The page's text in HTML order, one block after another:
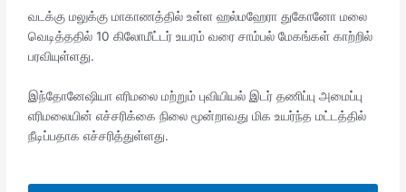
வடக்கு மலுக்கு மாகாணத்தில் உள்ள ஹல்மஹேரா துகோனோ மலை
வெடித்ததில் 10 கிலோமீட்டர் உயரம் வரை சாம்பல் மேகங்கள் காற்றில்
பரவியுள்ளது.
இந்தோனேஷியா எரிமலை மற்றும் புவியியல் இடர் தணிப்பு அமைப்பு
எரிமலையின் எச்சரிக்கை நிலை மூன்றாவது மிக உயர்ந்த மட்டத்தில்
நீடிப்பதாக எச்சரித்துள்ளது.